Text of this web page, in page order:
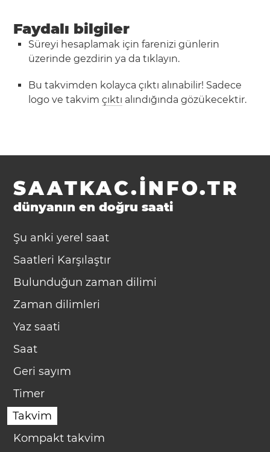
Faydalı bilgiler
Süreyi hesaplamak için farenizi günlerin
üzerinde gezdirin ya da tıklayın.
Bu takvimden kolayca çıktı alınabilir! Sadece
logo ve takvimçıktı alındığında gözükecektir.
SAATKAC.INFO.TR
dünyanın en doğru saati
Şu anki yerel saat
Saatleri Karşılaştır
Bulunduğun zaman dilimi
Zaman dilimleri
Yaz saati
Saat
Geri sayım
Timer
Takvim
Kompakt takvim